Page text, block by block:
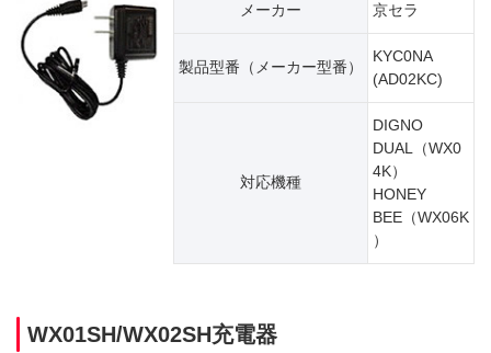
メーカー 京セラ
製品型番（​メーカー型番）
KYC0NA
(AD02KC)
対応機種
DIGNO
DUAL（WX0
4K）
HONEY
BEE（WX06K
）
WX01SH/WX02SH充電器